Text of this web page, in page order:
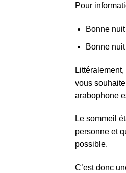
Pour
Bonne
Bonne
vous
arabophone
Le sommeil
personne et
possible.
C’est donc